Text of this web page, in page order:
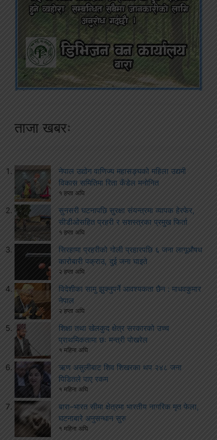
ताजा खबरः
नेपाल उद्योग वाणिज्य महासङ्घको महिला उद्यमी
विकास समितिमा रिता कँडेल मनोनित
१ हप्ता अघि
सुनसरी घटनापछि सुरक्षा संयन्त्रमा व्यापक हेरफेर,
सीडीओसहित प्रहरी र सशस्त्रका प्रमुख फिर्ता
१ हप्ता अघि
सिरहामा प्रहरीको गोली प्रहारपछि ६ जना लागूऔषध
कारोबारी पक्राउ, दुई जना घाइते
२ हप्ता अघि
विदेशीका सामु झुक्नुपर्ने आवश्यकता छैन : माधवकुमार
नेपाल
२ हप्ता अघि
शिक्षा तथा खेलकुद क्षेत्र सरकारको उच्च
प्राथमिकतामा छः मन्त्री पोखरेल
१ महिना अघि
ऋण असुलीबाट शिव शिखरका थप २४८ जना
पिडितले पाए रकम
१ महिना अघि
बारा–भारत सीमा क्षेत्रमा भारतीय नागरिक मृत फेला,
घटनाबारे अनुसन्धान सुरु
१ महिना अघि